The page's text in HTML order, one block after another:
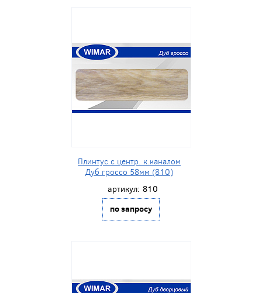
Плинтус с центр. к.каналом
Дуб гроссо 58мм (810)
артикул: 810
по запросу